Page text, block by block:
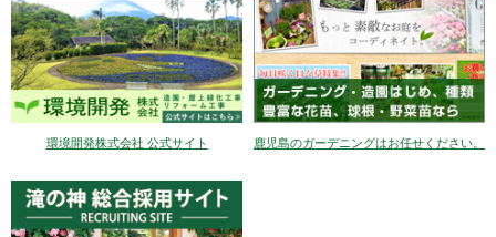
環境開発株式会社 公式サイト 鹿児島のガーデニングはお任せください。